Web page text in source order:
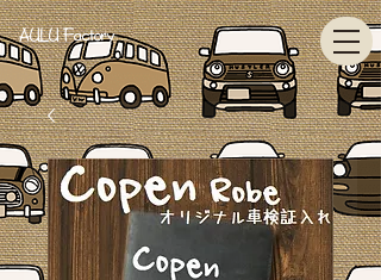
AULU Factory